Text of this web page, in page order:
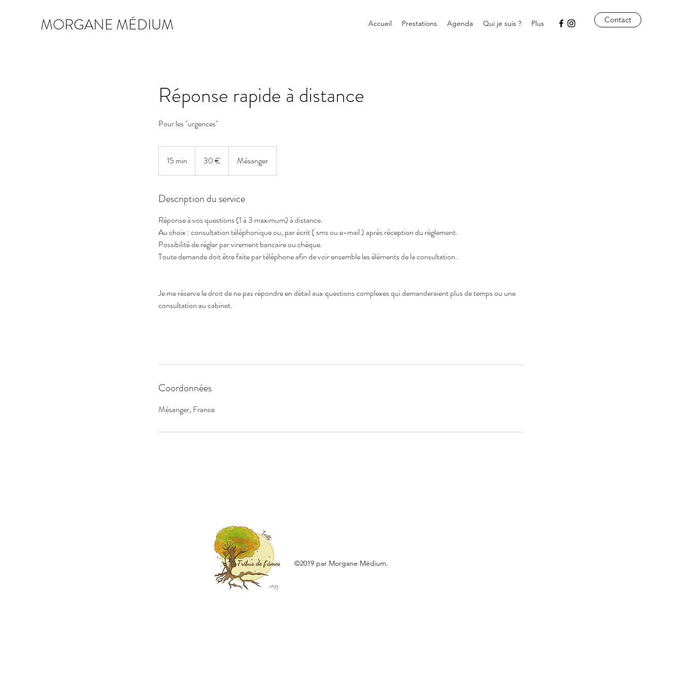
MORGANE MÉDIUM Accueil Prestations Agenda Qui je suis ? Plus Contact
Réponse rapide à distance
15 min
5
i
30 € Mésanger
Description du service
Réponse à vos questions (1 à 3 maximum) à distance.
Au choix : consultation téléphonique ou, par écrit ( sms ou e-mail ) après réception du règlement.
Possibilité de régler par virement bancaire ou chèque.
Toute demande doit être faite par téléphone afin de voir ensemble les éléments de la consultation.
Je me réserve le droit de ne pas répondre en détail aux questions complexes qui demanderaient plus de temps ou une
consultation au cabinet.
Coordonnées
Mésanger, France
©2019 par Morgane Médium.